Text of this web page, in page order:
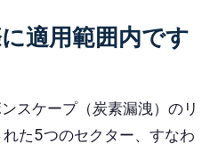
適用範囲内です
スケープ（炭素漏洩）のリ
た5つのセクター、すなわ